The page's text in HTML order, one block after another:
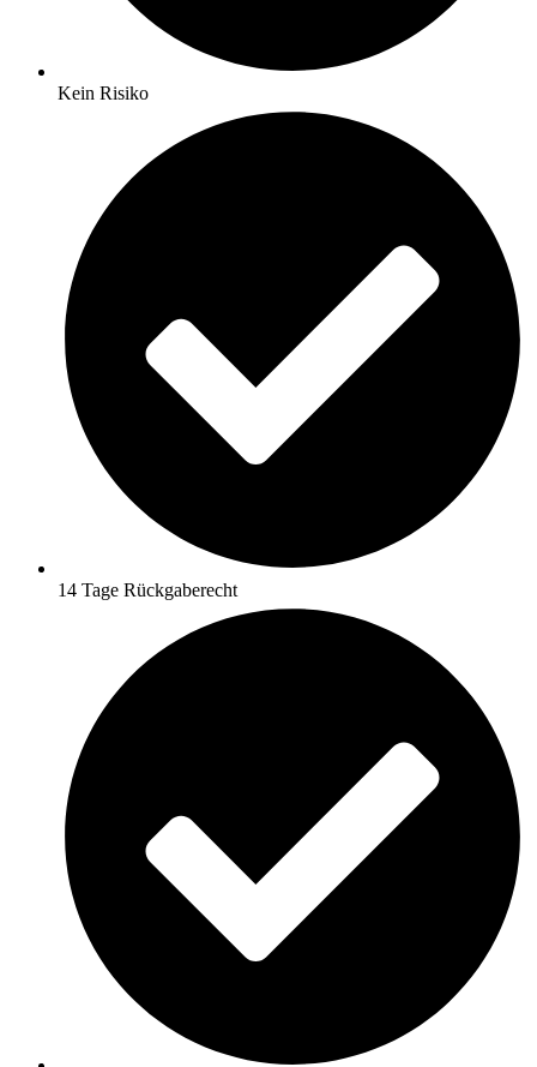
Kein Risiko
14 Tage Rückgaberecht